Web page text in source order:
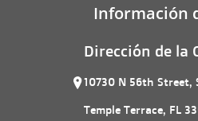
Información
Dirección de la
10730 N 56th Street,
Temple Terrace, FL